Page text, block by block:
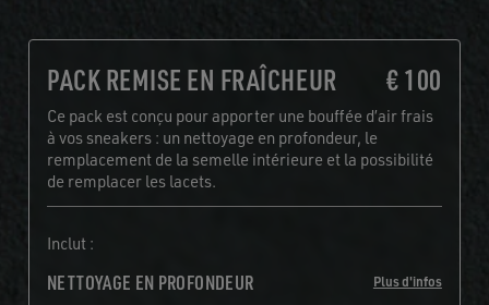
PACK REMISE EN FRAÎCHEUR € 100
Ce pack est conçu pour apporter une bouffée d’air frais
à vos sneakers : un nettoyage en profondeur, le
remplacement de la semelle intérieure et la possibilité
de remplacer les lacets.
Inclut :
NETTOYAGE EN PROFONDEUR Plus d'infos